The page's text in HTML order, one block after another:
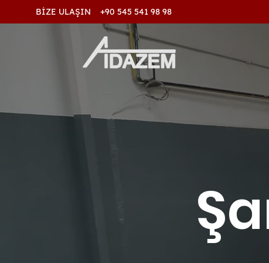
BİZE ULAŞIN +90 545 541 98 98